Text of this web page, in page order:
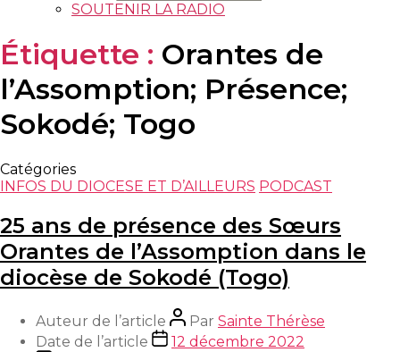
SOUTENIR LA RADIO
Étiquette : Orantes de
l’Assomption; Présence;
Sokodé; Togo
Catégories
INFOS DU DIOCESE ET D’AILLEURS PODCAST
25 ans de présence des Sœurs
Orantes de l’Assomption dans le
diocèse de Sokodé (Togo)
Auteur de l’article Par Sainte Thérèse
Date de l’article
12 décembre 2022